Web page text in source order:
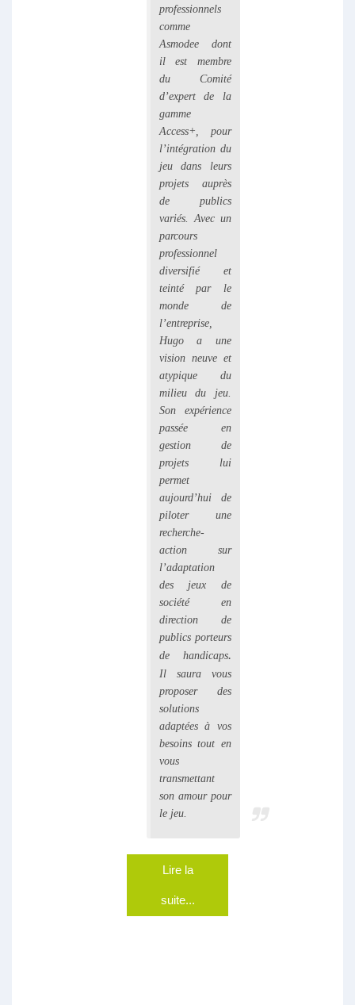
professionnels
comme
Asmodee dont
il est membre
du Comité
d’expert de la
gamme
Access+, pour
l’intégration du
jeu dans leurs
projets auprès
de publics
variés. Avec un
parcours
professionnel
diversifié et
teinté par le
monde de
l’entreprise,
Hugo a une
vision neuve et
atypique du
milieu du jeu.
Son expérience
passée en
gestion de
projets lui
permet
aujourd’hui de
piloter une
recherche-
action sur
l’adaptation
des jeux de
société en
direction de
publics porteurs
de handicaps.
Il saura vous
proposer des
solutions
adaptées à vos
besoins tout en
vous
transmettant
son amour pour
le jeu.
Lire la
suite...